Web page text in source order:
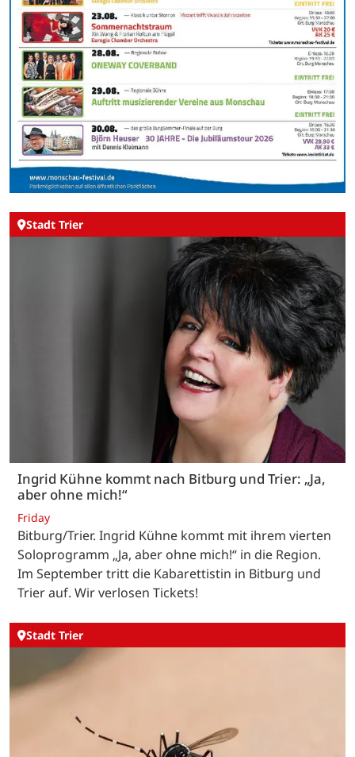
Stadt Trier
Ingrid Kühne kommt nach Bitburg und Trier: „Ja,
aber ohne mich!“
Friday
Bitburg/Trier. Ingrid Kühne kommt mit ihrem vierten
Soloprogramm „Ja, aber ohne mich!“ in die Region.
Im September tritt die Kabarettistin in Bitburg und
Trier auf. Wir verlosen Tickets!
Stadt Trier